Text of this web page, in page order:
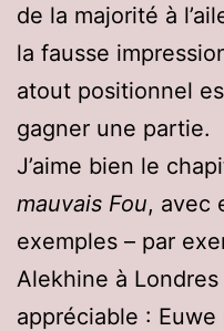
de la majorité à
la fausse
atout positionnel
gagner une partie.
J’aime bien le
mauvais Fou, avec
exemples – par
Alekhine à Londres
appréciable :